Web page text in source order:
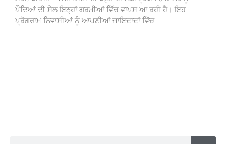
ਪੌਦਿਆਂ ਦੀ ਸੇਲ ਇਨ੍ਹਾਂ ਗਰਮੀਆਂ ਵਿੱਚ ਵਾਪਸ ਆ ਰਹੀ ਹੈ। ਇਹ
ਪ੍ਰੋਗਰਾਮ ਨਿਵਾਸੀਆਂ ਨੂੰ ਆਪਣੀਆਂ ਜਾਇਦਾਦਾਂ ਵਿੱਚ